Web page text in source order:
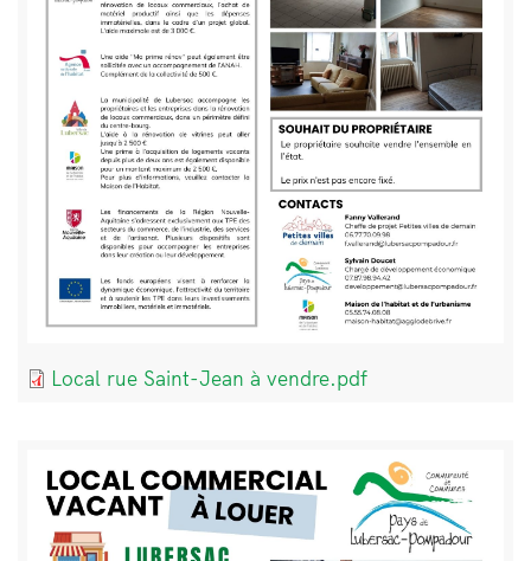
Document
Local rue Saint-Jean à vendre.pdf
Bloc
de
texte
Image